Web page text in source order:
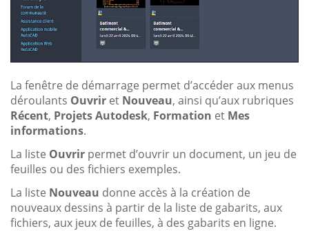
La fenêtre de démarrage permet d’accéder aux menus
déroulants Ouvrir et Nouveau, ainsi qu’aux rubriques
Récent, Projets Autodesk, Formation et Mes
informations.
La liste Ouvrir permet d’ouvrir un document, un jeu de
feuilles ou des fichiers exemples.
La liste Nouveau donne accès à la création de
nouveaux dessins à partir de la liste de gabarits, aux
fichiers, aux jeux de feuilles, à des gabarits en ligne.